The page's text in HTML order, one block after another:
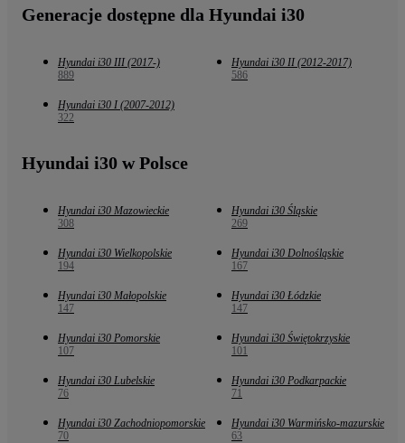
Generacje dostępne dla Hyundai i30
Hyundai i30 III (2017-)
889
Hyundai i30 II (2012-2017)
586
Hyundai i30 I (2007-2012)
322
Hyundai i30 w Polsce
Hyundai i30 Mazowieckie
308
Hyundai i30 Śląskie
269
Hyundai i30 Wielkopolskie
194
Hyundai i30 Dolnośląskie
167
Hyundai i30 Małopolskie
147
Hyundai i30 Łódzkie
147
Hyundai i30 Pomorskie
107
Hyundai i30 Świętokrzyskie
101
Hyundai i30 Lubelskie
76
Hyundai i30 Podkarpackie
71
Hyundai i30 Zachodniopomorskie
70
Hyundai i30 Warmińsko-mazurskie
63